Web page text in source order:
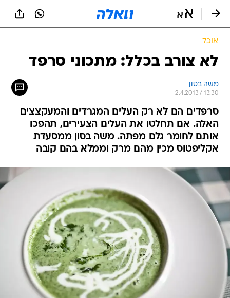
אוכל
לא צורב בכלל: מתכוני סרפד
משה בסון
2.4.2013 / 13:30
סרפדים הם לא רק העלים המגרדים והמעקצצים
האלה. אם תחלטו את העלים הצעירים, תהפכו
אותם לחומר גלם מפתה. משה בסון ממסעדת
אקליפטוס מכין מהם מרק וממלא בהם קובה